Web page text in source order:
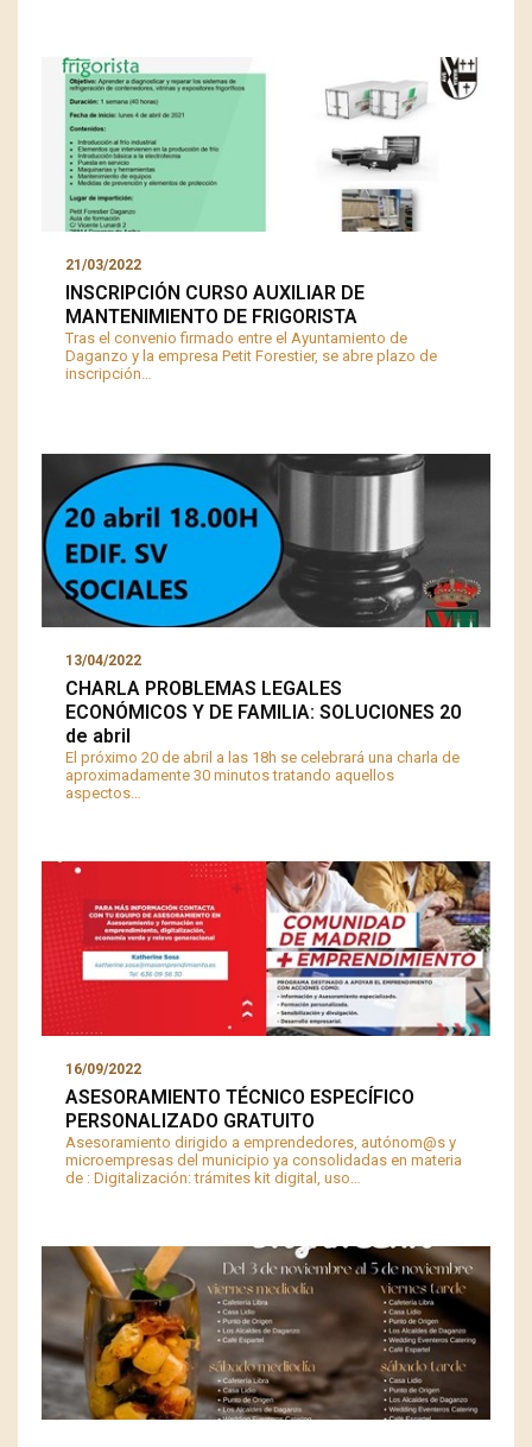
21/03/2022
INSCRIPCIÓN CURSO AUXILIAR DE
MANTENIMIENTO DE FRIGORISTA
Tras el convenio firmado entre el Ayuntamiento de
Daganzo y la empresa Petit Forestier, se abre plazo de
inscripción…
13/04/2022
CHARLA PROBLEMAS LEGALES
ECONÓMICOS Y DE FAMILIA: SOLUCIONES 20
de abril
El próximo 20 de abril a las 18h se celebrará una charla de
aproximadamente 30 minutos tratando aquellos
aspectos…
16/09/2022
ASESORAMIENTO TÉCNICO ESPECÍFICO
PERSONALIZADO GRATUITO
Asesoramiento dirigido a emprendedores, autónom@s y
microempresas del municipio ya consolidadas en materia
de : Digitalización: trámites kit digital, uso…